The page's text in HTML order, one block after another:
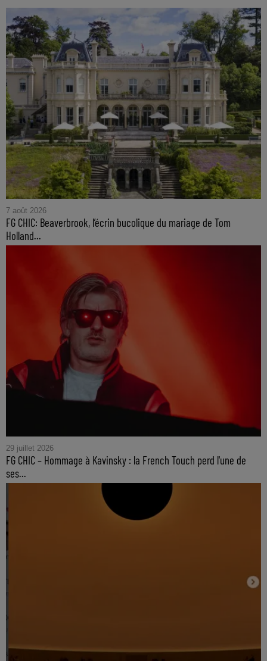
7 août 2026
FG CHIC: Beaverbrook, l’écrin bucolique du mariage de Tom
Holland...
29 juillet 2026
FG CHIC – Hommage à Kavinsky : la French Touch perd l'une de
ses...